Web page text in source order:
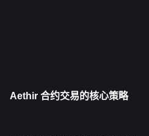
Aethir 合约交易的核心策略